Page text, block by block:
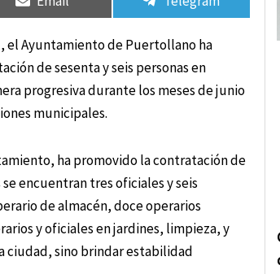
el Ayuntamiento de Puertollano ha
de sesenta y seis personas en
progresiva durante los meses de junio
municipales.
ha promovido la contratación de
encuentran tres oficiales y seis
de almacén, doce operarios
y oficiales en jardines, limpieza, y
ciudad, sino brindar estabilidad